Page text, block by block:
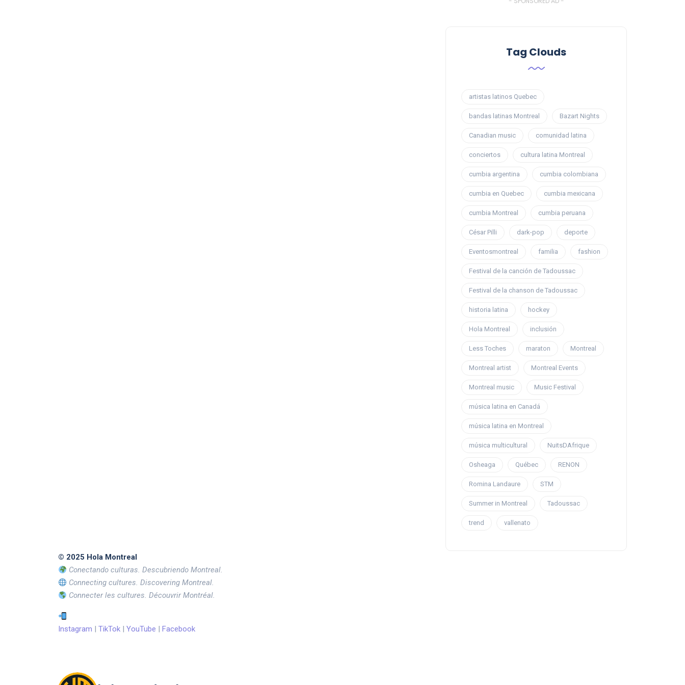
Tag Clouds
artistas latinos Quebec
bandas latinas Montreal Bazart Nights
Canadian music comunidad latina
conciertos cultura latina Montreal
cumbia argentina cumbia colombiana
cumbia en Quebec cumbia mexicana
cumbia Montreal cumbia peruana
César Pilli dark-pop deporte
Eventosmontreal familia fashion
Festival de la canción de Tadoussac
Festival de la chanson de Tadoussac
historia latina hockey
Hola Montreal inclusión
Less Toches maraton Montreal
Montreal artist Montreal Events
Montreal music Music Festival
música latina en Canadá
música latina en Montreal
música multicultural NuitsDAfrique
Osheaga Québec RENON
Romina Landaure STM
Summer in Montreal Tadoussac
trend vallenato
© 2025 Hola Montreal
Conectando culturas. Descubriendo Montreal.
Connecting cultures. Discovering Montreal.
Connecter les cultures. Découvrir Montréal.
Instagram | TikTok | YouTube | Facebook